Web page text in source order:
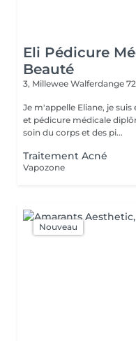
Eli Pédicure
Beauté
3, Millewee Walferdange
Je m'appelle Eliane, je
et pédicure médicale
soin du corps et des pi...
Traitement Acné
Vapozone
Nouveau